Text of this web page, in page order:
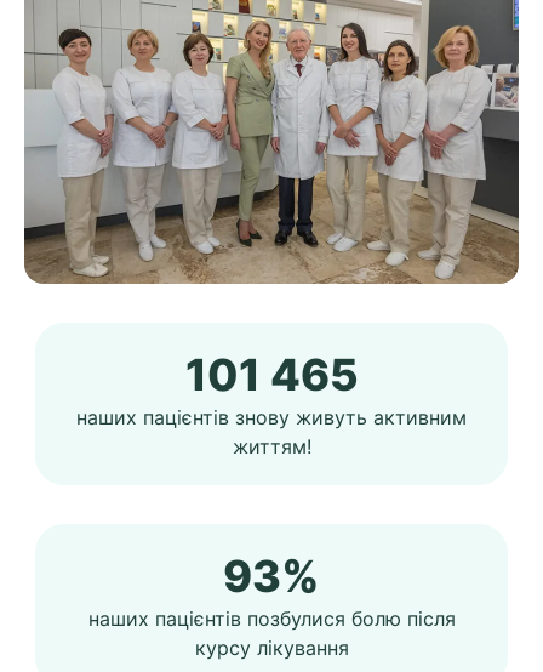
101 465
наших пацієнтів знову живуть активним
життям!
93%
наших пацієнтів позбулися болю після
курсу лікування